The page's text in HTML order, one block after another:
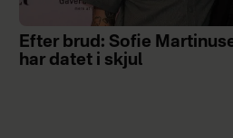
Efter brud: Sofie
har datet i skjul